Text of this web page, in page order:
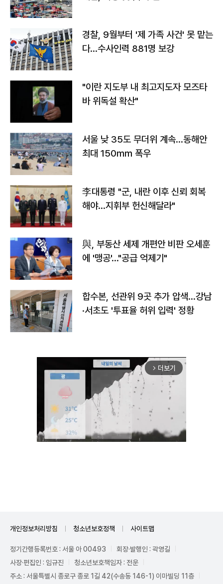
경찰, 9월부터 '제 가족 사건' 못 맡는
다…수사인력 881명 보강
"이란 지도부 내 최고지도자 모즈타
바 위독설 확산"
서울 낮 35도 무더위 계속…동해안
최대 150㎜ 폭우
李대통령 "군, 내란 이후 신뢰 회복
해야…지휘부 헌신해달라"
與, 부동산 세제 개편안 비판 오세훈
에 '맹공'…"공급 억제기"
합수본, 선관위 9곳 추가 압색…강남
·서초도 '투표율 허위 입력' 정황
arrow_forward_ios 더보기
개인정보처리방침 청소년보호정책 사이트맵
정기간행등록번호 : 서울 아 00493
회장·발행인 : 곽영길
사장·편집인 : 임규진
청소년보호책임자 : 전운
주소 : 서울특별시 종로구 종로 1길 42(수송동 146-1) 이마빌딩 11층